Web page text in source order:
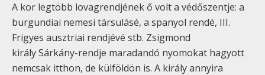
A kor legtöbb lovagrendjének ő volt a védőszentje: a
burgundiai nemesi társulásé, a spanyol rendé, III.
Frigyes ausztriai rendjévé stb. Zsigmond
király Sárkány-rendje maradandó nyomokat hagyott
nemcsak itthon, de külföldön is. A király annyira